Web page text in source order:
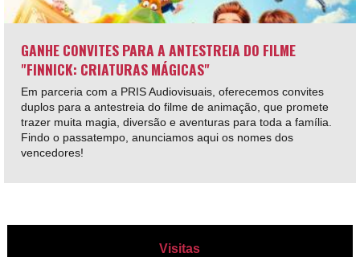
GANHE CONVITES PARA A ANTESTREIA DO FILME
"FINNICK: CRIATURAS MÁGICAS"
Em parceria com a PRIS Audiovisuais, oferecemos convites
duplos para a antestreia do filme de animação, que promete
trazer muita magia, diversão e aventuras para toda a família.
Findo o passatempo, anunciamos aqui os nomes dos
vencedores!
Visitas